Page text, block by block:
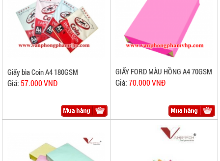
Giấy bìa Coin A4 180GSM
Giá: 57.000 VNĐ
GIẤY FORD MÀU HỒNG A4 70GSM
Giá:70.000 VNĐ